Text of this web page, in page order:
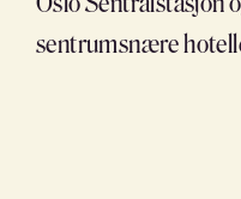
sentrumsnære